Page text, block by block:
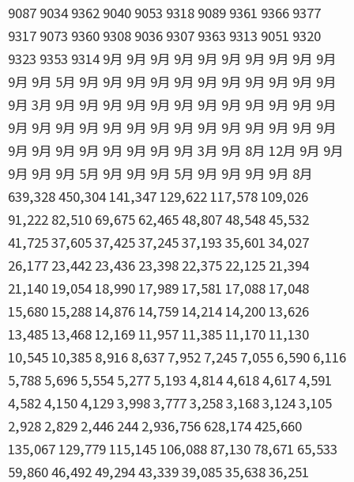
9087 9034 9362 9040 9053 9318 9089 9361 9366 9377
9317 9073 9360 9308 9036 9307 9363 9313 9051 9320
9323 9353 9314 9月 9月 9月 9月 9月 9月 9月 9月 9月 9月
9月 9月 5月 9月 9月 9月 9月 9月 9月 9月 9月 9月 9月 9月
9月 3月 9月 9月 9月 9月 9月 9月 9月 9月 9月 9月 9月 9月
9月 9月 9月 9月 9月 9月 9月 9月 9月 9月 9月 9月 9月 9月
9月 9月 9月 9月 9月 9月 9月 9月 3月 9月 8月 12月 9月 9月
9月 9月 9月 5月 9月 9月 9月 5月 9月 9月 9月 9月 8月
639,328 450,304 141,347 129,622 117,578 109,026
91,222 82,510 69,675 62,465 48,807 48,548 45,532
41,725 37,605 37,425 37,245 37,193 35,601 34,027
26,177 23,442 23,436 23,398 22,375 22,125 21,394
21,140 19,054 18,990 17,989 17,581 17,088 17,048
15,680 15,288 14,876 14,759 14,214 14,200 13,626
13,485 13,468 12,169 11,957 11,385 11,170 11,130
10,545 10,385 8,916 8,637 7,952 7,245 7,055 6,590 6,116
5,788 5,696 5,554 5,277 5,193 4,814 4,618 4,617 4,591
4,582 4,150 4,129 3,998 3,777 3,258 3,168 3,124 3,105
2,928 2,829 2,446 244 2,936,756 628,174 425,660
135,067 129,779 115,145 106,088 87,130 78,671 65,533
59,860 46,492 49,294 43,339 39,085 35,638 36,251